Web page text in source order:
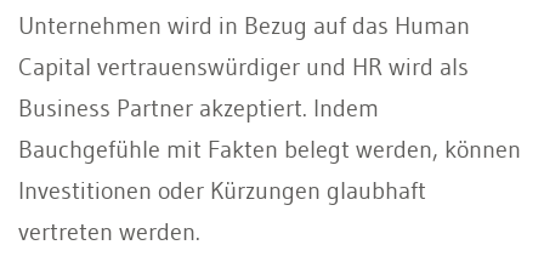
Unternehmen wird in Bezug auf das Human
Capital vertrauenswürdiger und HR wird als
Business Partner akzeptiert. Indem
Bauchgefühle mit Fakten belegt werden, können
Investitionen oder Kürzungen glaubhaft
vertreten werden.